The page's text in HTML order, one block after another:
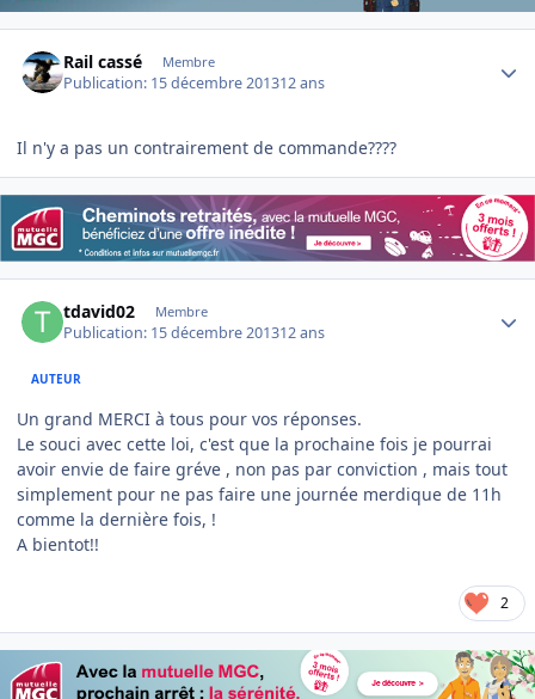
Rail cassé Membre
Publication: 15 décembre 201312 ans
Il n'y a pas un contrairement de commande????
tdavid02 Membre
Publication: 15 décembre 201312 ans
AUTEUR
Un grand MERCI à tous pour vos réponses.
Le souci avec cette loi, c'est que la prochaine fois je pourrai
avoir envie de faire gréve , non pas par conviction , mais tout
simplement pour ne pas faire une journée merdique de 11h
comme la dernière fois, !
A bientot!!
2